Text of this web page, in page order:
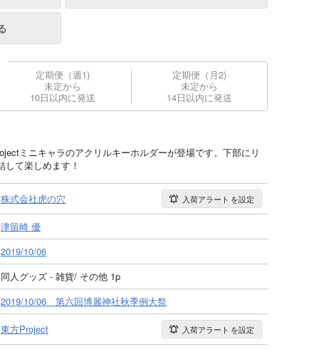
定期便（週1)
未定から
10日以内に発送
定期便（月2)
未定から
14日以内に発送
ミニキャラのアクリルキーホルダーが登場です。下部にリ
て楽しめます！
株式会社虎の穴 入荷アラート を設定
津留崎 優
2019/10/06
同人グッズ - 雑貨/ その他 1p
2019/10/06 第六回博麗神社秋季例大祭
東方Project 入荷アラート を設定